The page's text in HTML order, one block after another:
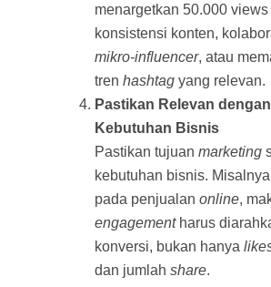
menargetkan 50.000
konsistensi konten,
mikro-influencer, atau
tren hashtagyang relevan.
Pastikan Relevan dengan
Kebutuhan Bisnis
Pastikan tujuan marketing
kebutuhan bisnis.
pada penjualan online,
engagement harus
konversi, bukan hanya
dan jumlah share.